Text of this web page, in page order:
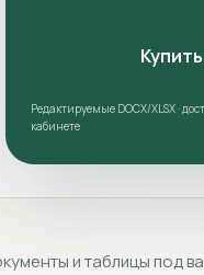
Редактируемые DOCX/XLSX ·
кабинете
и таблицы под